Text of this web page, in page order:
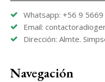
Whatsapp: +56 9
Email:
Dirección: Almte.
Navegación